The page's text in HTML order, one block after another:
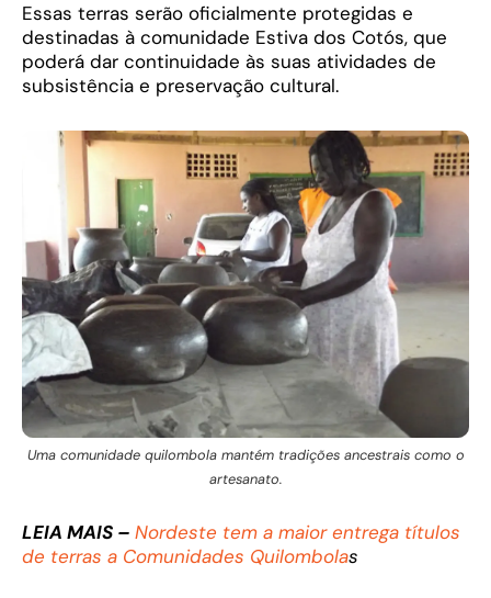
Essas terras serão oficialmente protegidas e
destinadas à comunidade Estiva dos Cotós, que
poderá dar continuidade às suas atividades de
subsistência e preservação cultural.
Uma comunidade quilombola mantém tradições ancestrais como o
artesanato.
LEIA MAIS – Nordeste tem a maior entrega títulos
de terras a Comunidades Quilombolas